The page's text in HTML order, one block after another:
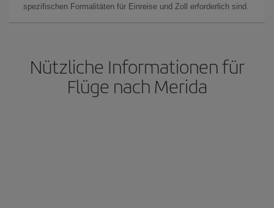
spezifischen Formalitäten für Einreise und Zoll erforderlich sind.
Nützliche Informationen für
Flüge nach Merida